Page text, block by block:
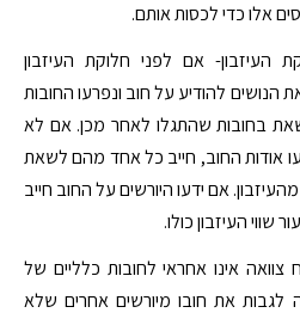
אלו כדי לכסות אותם.
אם לפני חלוקת העיזבון
הנושים להודיע על חוב ונפרעו החובות
לשאת בחובות שהתגלו לאחר מכן. אם לא
אודות החוב, חייב כל אחד מהם לשאת
אם ידעו היורשים על החוב חייב
העיזבון כולו.
אינו אחראי לחובות כלליים של
לגבות את חובו מיורשים אחרים שלא